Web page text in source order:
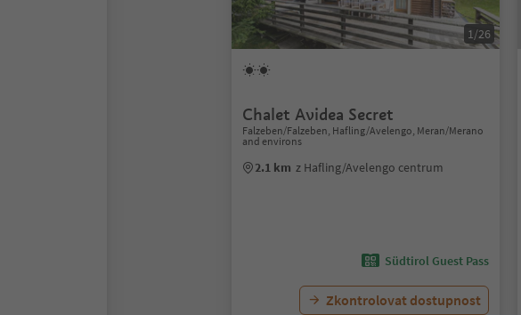
1/26
Chalet Avidea Secret
Falzeben/Falzeben, Hafling/Avelengo, Meran/Merano
and environs
2.1 km z Hafling/Avelengo centrum
Südtirol Guest Pass
Zkontrolovat dostupnost